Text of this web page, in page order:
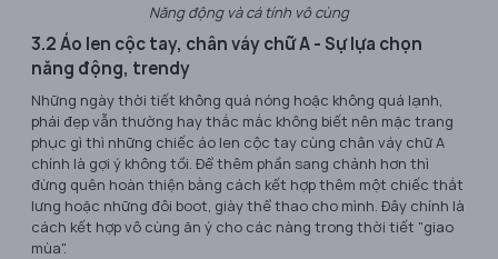
Năng động và cá tính vô cùng
3.2 Áo len cộc tay, chân váy chữ A - Sự lựa chọn
năng động, trendy
Những ngày thời tiết không quá nóng hoặc không quá lạnh,
phái đẹp vẫn thường hay thắc mắc không biết nên mặc trang
phục gì thì những chiếc áo len cộc tay cùng chân váy chữ A
chính là gợi ý không tồi. Để thêm phần sang chảnh hơn thì
đừng quên hoàn thiện bằng cách kết hợp thêm một chiếc thắt
lưng hoặc những đôi boot, giày thể thao cho mình. Đây chính là
cách kết hợp vô cùng ăn ý cho các nàng trong thời tiết "giao
mùa".